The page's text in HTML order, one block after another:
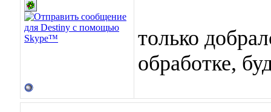
только
обработке,